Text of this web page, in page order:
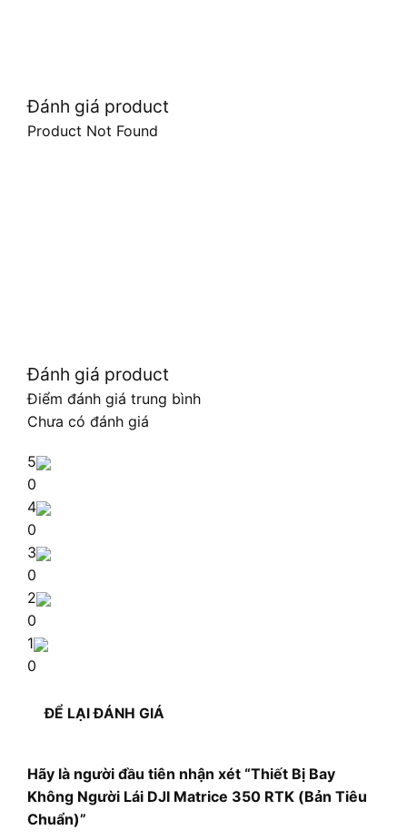
Đánh giá product
Product Not Found
Đánh giá product
Điểm đánh giá trung bình
Chưa có đánh giá
5
0
4
0
3
0
2
0
1
0
ĐỂ LẠI ĐÁNH GIÁ
Hãy là người đầu tiên nhận xét “Thiết Bị Bay
Không Người Lái DJI Matrice 350 RTK (Bản Tiêu
Chuẩn)”